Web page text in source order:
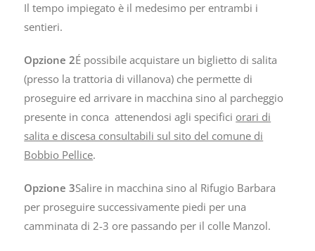
Il tempo impiegato è il medesimo per entrambi i
sentieri.
Opzione 2É possibile acquistare un biglietto di salita
(presso la trattoria di villanova) che permette di
proseguire ed arrivare in macchina sino al parcheggio
presente in conca attenendosi agli specifici orari di
salita e discesa consultabili sul sito del comune di
Bobbio Pellice.
Opzione 3Salire in macchina sino al Rifugio Barbara
per proseguire successivamente piedi per una
camminata di 2-3 ore passando per il colle Manzol.